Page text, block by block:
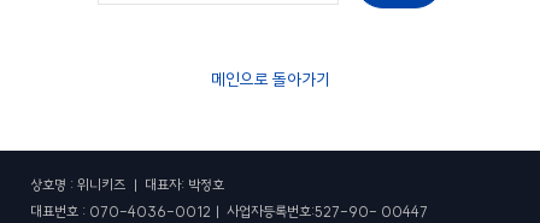
메인으로 돌아가기
상호명 : 위니키즈 ㅣ 대표자: 박정호
대표번호 : 070-4036-0012ㅣ 사업자등록번호:527-90- 00447